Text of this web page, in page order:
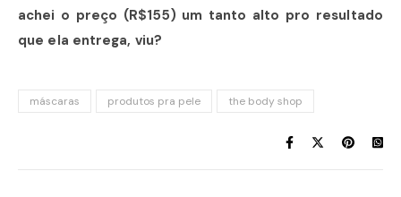
achei o preço (R$155) um tanto alto pro resultado
que ela entrega, viu?
máscaras produtos pra pele the body shop